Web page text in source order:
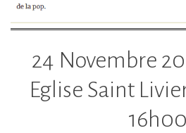
24 Novembre
Eglise Saint
16h00